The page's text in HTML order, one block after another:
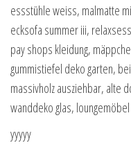
essstühle weiss, malmatte
ecksofa summer iii,
pay shops kleidung,
gummistiefel deko garten,
massivholz ausziehbar, alte
wanddeko glas,
yyyyy